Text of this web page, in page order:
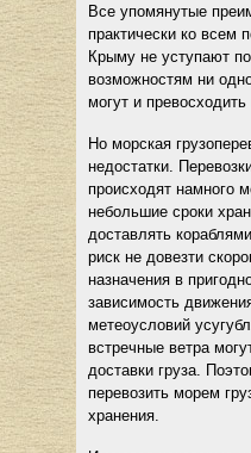
Все упомянутые
практически ко всем
Крыму не уступают
возможностям ни
могут и превосходить
Но морская
недостатки.
происходят намного
небольшие сроки
доставлять
риск не довезти
назначения в
зависимость
метеоусловий
встречные ветра
доставки груза.
перевозить морем
хранения.